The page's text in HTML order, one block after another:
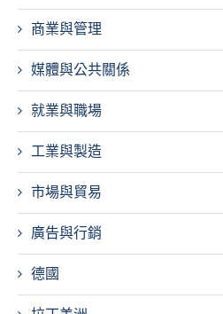
商業與管理
媒體與公共關係
就業與職場
工業與製造
市場與貿易
廣告與行銷
德國